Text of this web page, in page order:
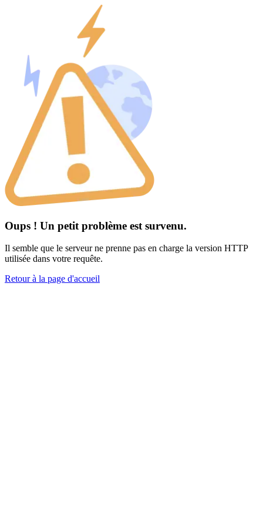
Oups ! Un petit problème est survenu.
Il semble que le serveur ne prenne pas en charge la version HTTP
utilisée dans votre requête.
Retour à la page d'accueil